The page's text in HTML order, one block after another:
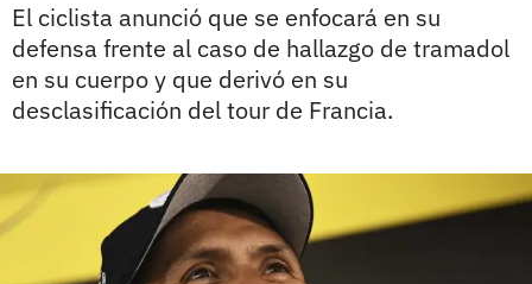
El ciclista anunció que se enfocará en su
defensa frente al caso de hallazgo de tramadol
en su cuerpo y que derivó en su
desclasificación del tour de Francia.